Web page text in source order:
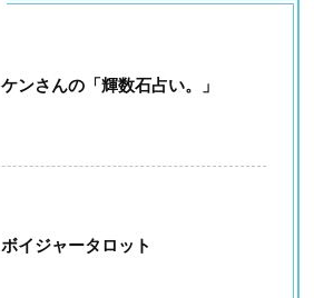
ケンさんの「輝数石占い。」
ボイジャータロット